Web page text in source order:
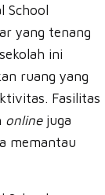
School
yang tenang
ini
ruang yang
Fasilitas
onlinejuga
memantau